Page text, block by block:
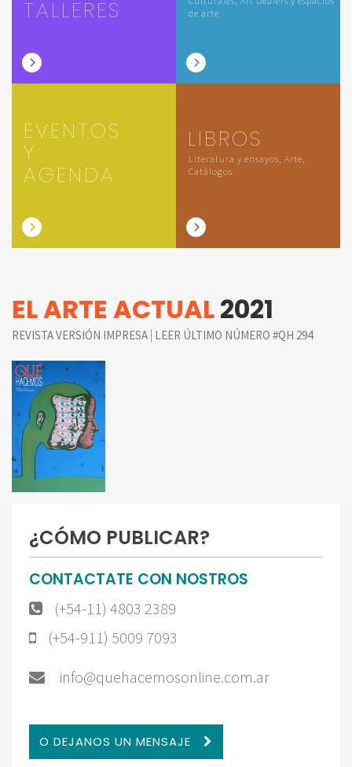
TALLERES
de arte
EVENTOS
Y
AGENDA
LIBROS
Literatura y ensayos, Arte,
Catálogos
EL ARTE ACTUAL2021
REVISTA VERSIÓN IMPRESA | LEER ÚLTIMO NÚMERO #QH 294
¿CÓMO PUBLICAR?
CONTACTATE CON NOSTROS
(+54-11) 4803 2389
(+54-911) 5009 7093
info@quehacemosonline.com.ar
O DEJANOS UN MENSAJE